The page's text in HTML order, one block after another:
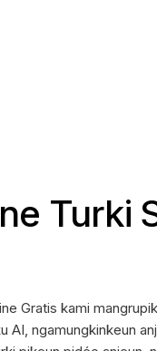
Turki
Gratis kami
AI, ngamungkinkeun